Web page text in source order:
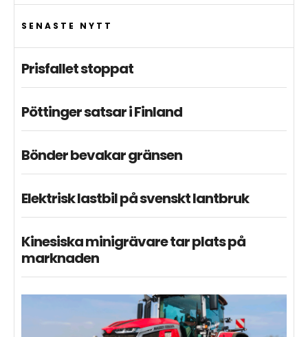
SENASTE NYTT
Prisfallet stoppat
Pöttinger satsar i Finland
Bönder bevakar gränsen
Elektrisk lastbil på svenskt lantbruk
Kinesiska minigrävare tar plats på
marknaden